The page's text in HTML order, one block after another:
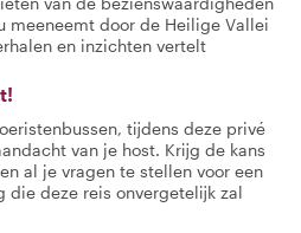
meeneemt door de Heilige Vallei
en inzichten vertelt
tijdens deze privé
van je host. Krijg de kans
al je vragen te stellen voor een
die deze reis onvergetelijk zal